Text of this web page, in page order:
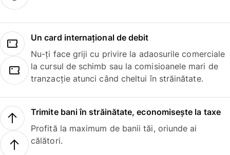
Un card internațional de debit
Nu-ți face griji cu privire la adaosurile comerciale
la cursul de schimb sau la comisioanele mari de
tranzacție atunci când cheltui în străinătate.
Trimite bani în străinătate, economisește la taxe
Profită la maximum de banii tăi, oriunde ai
călători.